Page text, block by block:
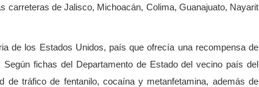
carreteras de Jalisco, Michoacán, Colima, Guanajuato, Nayarit
de los Estados Unidos, país que ofrecía una recompensa de
fichas del Departamento de Estado del vecino país del
tráfico de fentanilo, cocaína y metanfetamina, además de